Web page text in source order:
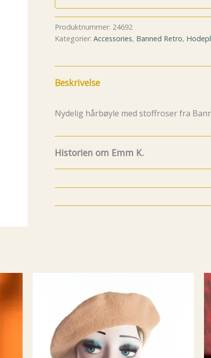
Produktnummer: 24692
Kategorier: Accessories, Banned Retro,
Beskrivelse
Nydelig hårbøyle med stoffroser fra
Historien om Emm K.
8.7.2019
litt før det, men da var konseptet noe
så hadde jeg en systue i Lituaen som
K. hvor det ble sydd og sendt tilbake til
mulig noe tilpasning hos meg. Etter en
Og av erfaring visste jeg at det IKKE
produsere alt selv til privatkunder. Det
Så da endte det med at jeg valgte å ta
selv handlet i storbyene. Fredrikstad er